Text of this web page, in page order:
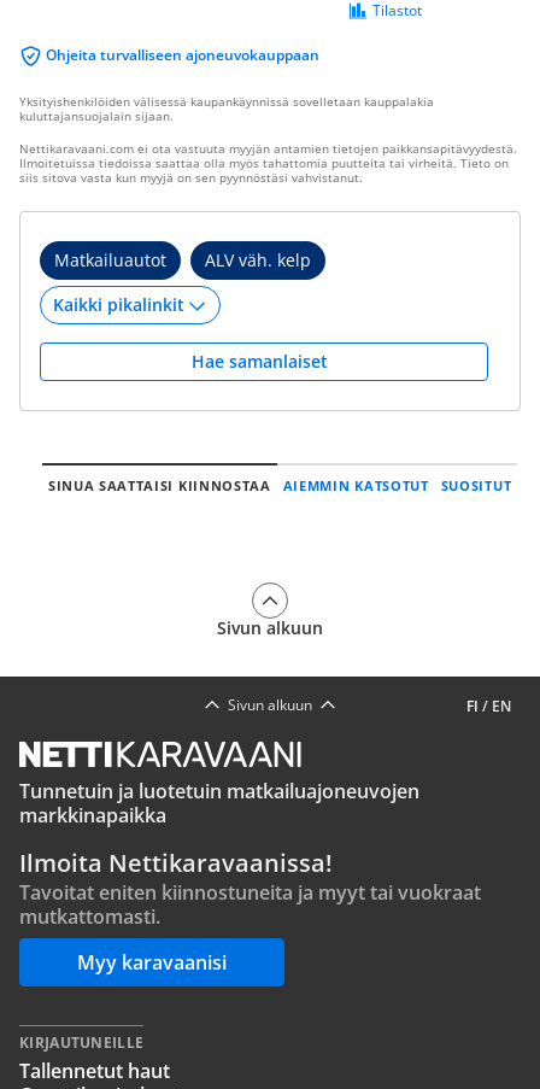
Ohjeita turvalliseen ajoneuvokauppaan
Tilastot
Yksityishenkilöiden välisessä kaupankäynnissä sovelletaan kauppalakia
kuluttajansuojalain sijaan.
Nettikaravaani.com ei ota vastuuta myyjän antamien tietojen paikkansapitävyydestä.
Ilmoitetuissa tiedoissa saattaa olla myös tahattomia puutteita tai virheitä. Tieto on
siis sitova vasta kun myyjä on sen pyynnöstäsi vahvistanut.
Matkailuautot ALV väh. kelp
Hae samanlaiset
SINUA SAATTAISI KIINNOSTAA AIEMMIN KATSOTUT SUOSITUT
Sivun alkuun
FI / EN
Sivun alkuun
Tunnetuin ja luotetuin matkailuajoneuvojen
markkinapaikka
Ilmoita Nettikaravaanissa!
Tavoitat eniten kiinnostuneita ja myyt tai vuokraat
mutkattomasti.
Myy karavaanisi
KIRJAUTUNEILLE
Tallennetut haut